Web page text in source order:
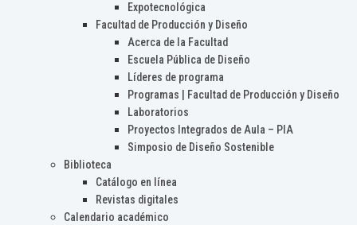
Expotecnológica
Facultad de Producción y Diseño
Acerca de la Facultad
Escuela Pública de Diseño
Líderes de programa
Programas | Facultad de Producción y Diseño
Laboratorios
Proyectos Integrados de Aula – PIA
Simposio de Diseño Sostenible
Biblioteca
Catálogo en línea
Revistas digitales
Calendario académico